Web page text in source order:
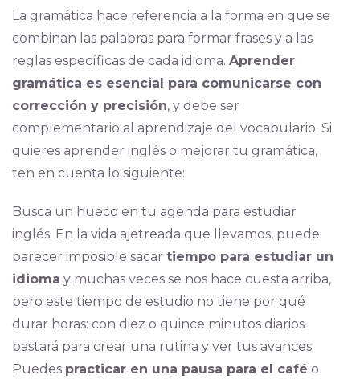
La gramática hace referencia a la forma en que se
combinan las palabras para formar frases y a las
reglas específicas de cada idioma. Aprender
gramática es esencial para comunicarse con
corrección y precisión, y debe ser
complementario al aprendizaje del vocabulario. Si
quieres aprender inglés o mejorar tu gramática,
ten en cuenta lo siguiente:
Busca un hueco en tu agenda para estudiar
inglés. En la vida ajetreada que llevamos, puede
parecer imposible sacar tiempo para estudiar un
idioma y muchas veces se nos hace cuesta arriba,
pero este tiempo de estudio no tiene por qué
durar horas: con diez o quince minutos diarios
bastará para crear una rutina y ver tus avances.
Puedes practicar en una pausa para el café o